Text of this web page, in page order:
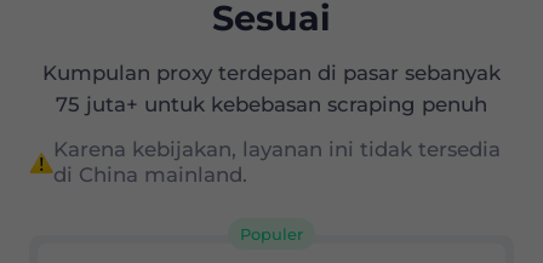
Sesuai
Kumpulan proxy terdepan di pasar sebanyak
75 juta+ untuk kebebasan scraping penuh
Karena kebijakan, layanan ini tidak tersedia
di China mainland.
Populer